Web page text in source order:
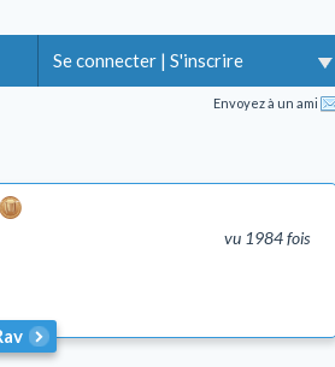
Se connecter | S'inscrire
Envoyez à un ami
vu 1984 fois